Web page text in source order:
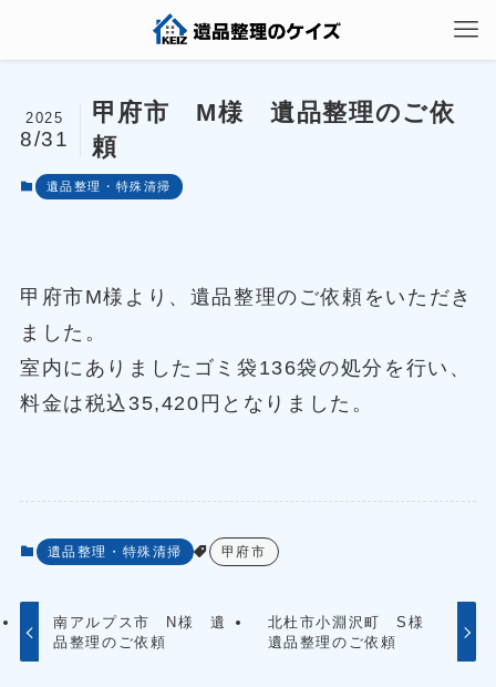
甲府市 M様 遺品整理のご依
頼
2025
8/31
遺品整理・特殊清掃
甲府市M様より、遺品整理のご依頼をいただき
ました。
室内にありましたゴミ袋136袋の処分を行い、
料金は税込35,420円となりました。
遺品整理・特殊清掃 甲府市
南アルプス市 N様 遺
品整理のご依頼
北杜市小淵沢町 S様
遺品整理のご依頼